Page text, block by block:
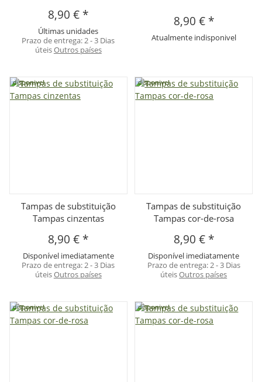
8,90 € *
Últimas unidades
Prazo de entrega:2 - 3 Dias
úteisOutros países
8,90 € *
Atualmente indisponivel
disponivel
Tampas de substituição
Tampas cinzentas
8,90 € *
Disponível imediatamente
Prazo de entrega:2 - 3 Dias
úteisOutros países
disponivel
Tampas de substituição
Tampas cor-de-rosa
8,90 € *
Disponível imediatamente
Prazo de entrega:2 - 3 Dias
úteisOutros países
disponivel disponivel